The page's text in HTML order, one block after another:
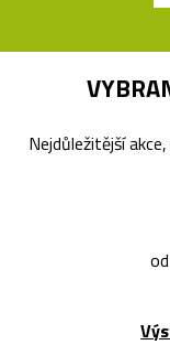
Nejdůležitější